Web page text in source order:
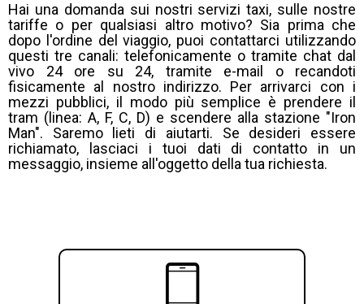
Hai una domanda sui nostri servizi taxi, sulle nostre
tariffe o per qualsiasi altro motivo? Sia prima che
dopo l'ordine del viaggio, puoi contattarci utilizzando
questi tre canali: telefonicamente o tramite chat dal
vivo 24 ore su 24, tramite e-mail o recandoti
fisicamente al nostro indirizzo. Per arrivarci con i
mezzi pubblici, il modo più semplice è prendere il
tram (linea: A, F, C, D) e scendere alla stazione "Iron
Man". Saremo lieti di aiutarti. Se desideri essere
richiamato, lasciaci i tuoi dati di contatto in un
messaggio, insieme all'oggetto della tua richiesta.